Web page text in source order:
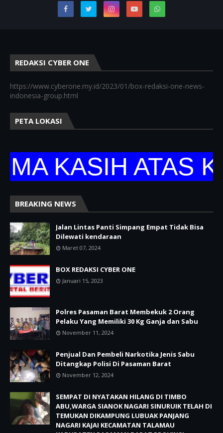
REDAKSI CYBER ONE
https://www.cyberone.my.id/2023/01/box-redaksi-one-news-
indonesia-group.html
PETA LOKASI
ATAS
BREAKING NEWS
Jalan Lintas Panti Simpang Empat Tidak Bisa
Dilewati kendaraan
Maret 07, 2024
BOX REDAKSI CYBER ONE
Januari 15, 2023
Polres Pasaman Barat Membekuk 2 Orang
Pelaku Yang Memiliki 30 Kg Ganja dan Sabu
November 11, 2024
Penjual Dan Pembeli Narkotika Jenis Sabu
Ditangkap Polisi Di Pasaman Barat
November 12, 2024
SEMPAT DI NYATAKAN HILANG DI TIMBO
ABU,WARGA SIANOK NAGARI SINURUIK TELAH DI
TEMUKAN DIKAMPUNG LUBUAK PANJANG
NAGARI KAJAI KECAMATAN TALAMAU